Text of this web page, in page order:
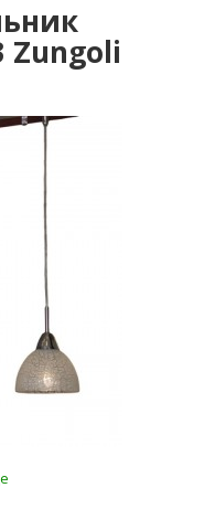
Zungoli